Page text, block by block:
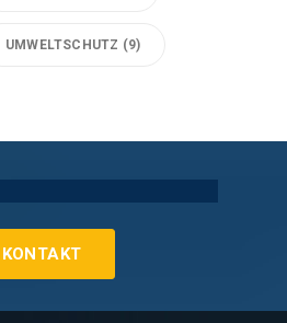
UMWELTSCHUTZ (9)
KONTAKT